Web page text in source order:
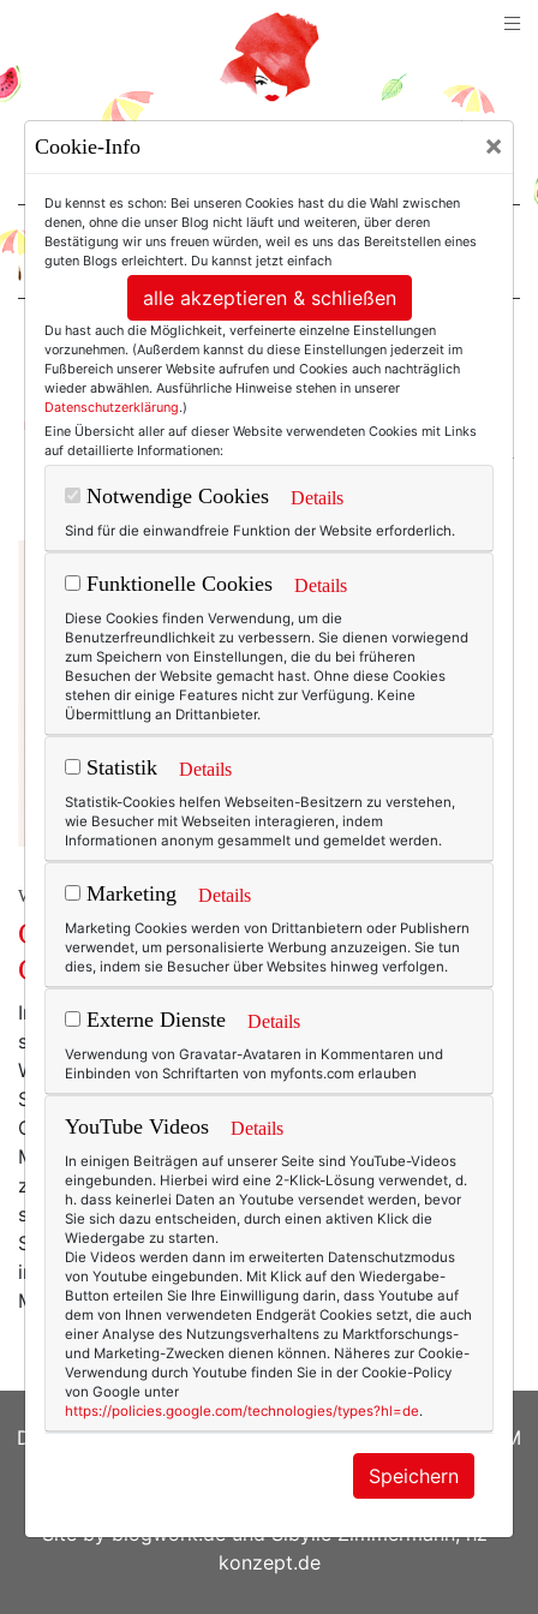
For Women. Not Girls.
Einträge mit dem
Tag: Simone Harland
WERBUNG
Geboren in den Sechzigern. Ein
Gastbeitrag von Simone Harland.
In meinem liebsten Lieblingsnetzwerk Texttreff ist es
seit einigen Jahren Tradition, dass wir uns zu
Weihnachten bewichteln. Natürlich nicht mit
Schnickschnack und Dingsbums, sondern mit
Geschriebenem – wie es sich für Wortfrauen gehört.
Mir wurde in diesem JahrSimone Harland
zugewichtelt. Was geradezu perfekt passte, denn sie
schreibt (neben der professionellen Schreiberei als
Sachbuchautorin und Redakteurin) das Blog "Geboren
in den Sechzigern". Das Blog wendet sich also an
Menschen,… mehr
DATENSCHUTZERKLÄRUNG|COOKIES|IMPRESSUM
| Susanne Ackstaller
Site byblogwork.deundSibylle Zimmermann, hz-
konzept.de
Cookie-Info ×
Du kennst es schon: Bei unseren Cookies hast du die Wahl zwischen
denen, ohne die unser Blog nicht läuft und weiteren, über deren
Bestätigung wir uns freuen würden, weil es uns das Bereitstellen eines
guten Blogs erleichtert. Du kannst jetzt einfach
alle akzeptieren & schließen
Du hast auch die Möglichkeit, verfeinerte einzelne Einstellungen
vorzunehmen. (Außerdem kannst du diese Einstellungen jederzeit im
Fußbereich unserer Website aufrufen und Cookies auch nachträglich
wieder abwählen. Ausführliche Hinweise stehen in unserer
Datenschutzerklärung.)
Eine Übersicht aller auf dieser Website verwendeten Cookies mit Links
auf detaillierte Informationen:
Notwendige Cookies Details
Sind für die einwandfreie Funktion der Website erforderlich.
Funktionelle Cookies Details
Diese Cookies finden Verwendung, um die
Benutzerfreundlichkeit zu verbessern. Sie dienen vorwiegend
zum Speichern von Einstellungen, die du bei früheren
Besuchen der Website gemacht hast. Ohne diese Cookies
stehen dir einige Features nicht zur Verfügung. Keine
Übermittlung an Drittanbieter.
Statistik Details
Statistik-Cookies helfen Webseiten-Besitzern zu verstehen,
wie Besucher mit Webseiten interagieren, indem
Informationen anonym gesammelt und gemeldet werden.
Marketing Details
Marketing Cookies werden von Drittanbietern oder Publishern
verwendet, um personalisierte Werbung anzuzeigen. Sie tun
dies, indem sie Besucher über Websites hinweg verfolgen.
Externe Dienste Details
Verwendung von Gravatar-Avataren in Kommentaren und
Einbinden von Schriftarten von myfonts.com erlauben
YouTube Videos Details
In einigen Beiträgen auf unserer Seite sind YouTube-Videos
eingebunden. Hierbei wird eine 2-Klick-Lösung verwendet, d.
h. dass keinerlei Daten an Youtube versendet werden, bevor
Sie sich dazu entscheiden, durch einen aktiven Klick die
Wiedergabe zu starten.
Die Videos werden dann im erweiterten Datenschutzmodus
von Youtube eingebunden. Mit Klick auf den Wiedergabe-
Button erteilen Sie Ihre Einwilligung darin, dass Youtube auf
dem von Ihnen verwendeten Endgerät Cookies setzt, die auch
einer Analyse des Nutzungsverhaltens zu Marktforschungs-
und Marketing-Zwecken dienen können. Näheres zur Cookie-
Verwendung durch Youtube finden Sie in der Cookie-Policy
von Google unter
https://policies.google.com/technologies/types?hl=de.
Speichern